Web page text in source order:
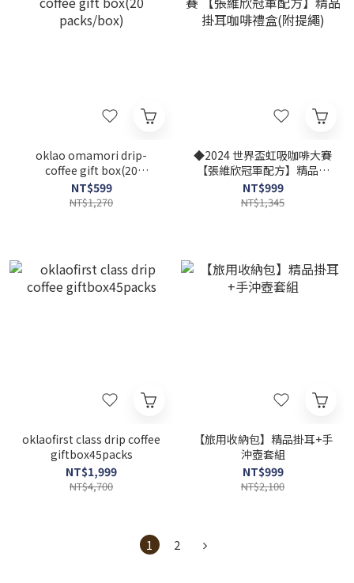
oklao omamori drip-
coffee gift box(20
packs/box)
NT$599
NT$1,270
◆2024 世界盃虹吸咖啡大賽
【張維欣冠軍配方】精品掛
耳咖啡禮盒(附提繩)
NT$999
NT$1,345
oklaofirst class drip coffee
giftbox45packs
NT$1,999
NT$4,700
【旅用收納包】精品掛耳+手
沖壺套組
NT$999
NT$2,100
1 2